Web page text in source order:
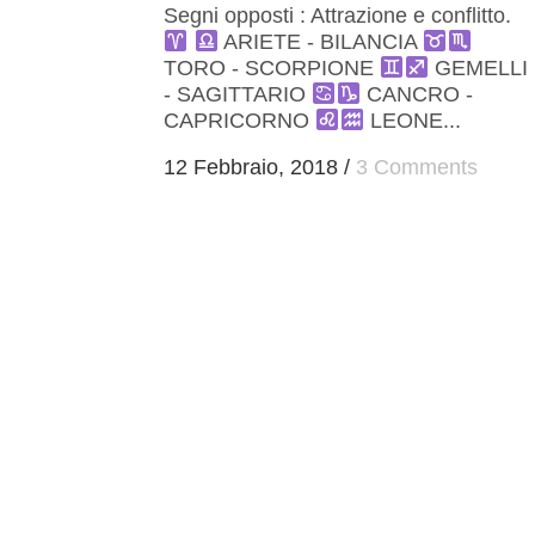
Segni opposti : Attrazione e conflitto.
ARIETE - BILANCIA
TORO - SCORPIONE
GEMELLI
- SAGITTARIO
CANCRO -
CAPRICORNO
LEONE...
12 Febbraio, 2018 / 3 Comments